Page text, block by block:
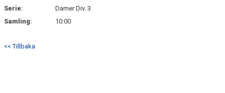
Serie:
Damer Div. 3
Samling:
10:00
<< Tillbaka